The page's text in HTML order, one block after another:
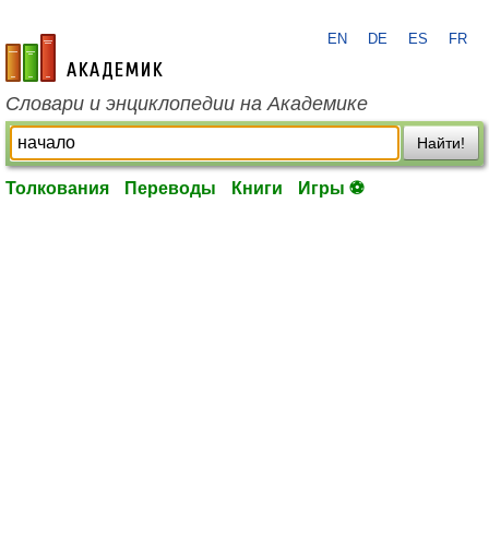
academic.ru
EN DE ES FR
Словари и энциклопедии на Академике
Найти!
Толкования Переводы Книги Игры ⚽